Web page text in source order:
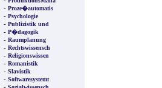
- Proze�automatis
- Psychologie
- Publizistik und
- P�dagogik
- Raumplanung
- Rechtswissensch
- Religionswissen
- Romanistik
- Slavistik
- Softwaresystemt